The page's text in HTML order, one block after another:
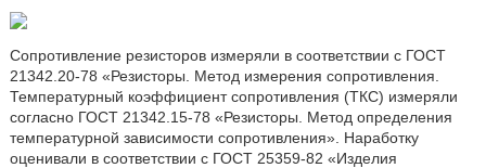
Сопротивление резисторов измеряли в соответствии с ГОСТ
21342.20-78 «Резисторы. Метод измерения сопротивления.
Температурный коэффициент сопротивления (ТКС) измеряли
согласно ГОСТ 21342.15-78 «Резисторы. Метод определения
температурной зависимости сопротивления». Наработку
оценивали в соответствии с ГОСТ 25359-82 «Изделия